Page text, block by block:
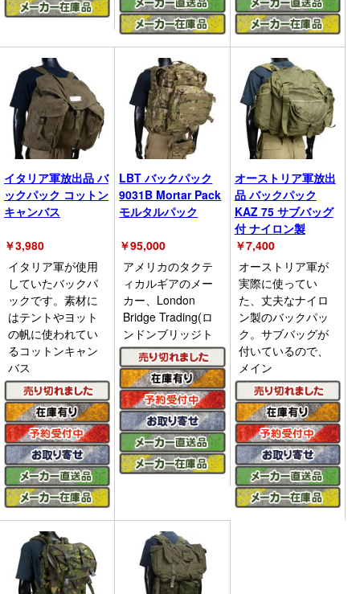
イタリア軍放出品 バ
ックパック コットン
キャンバス
￥3,980
イタリア軍が使用
していたバックパ
ックです。素材に
はテントやヨット
の帆に使われてい
るコットンキャン
バス
LBT バックパック
9031B Mortar Pack
モルタルパック
￥95,000
アメリカのタクテ
ィカルギアのメー
カー、London
Bridge Trading(ロ
ンドンブリッジト
オーストリア軍放出
品 バックパック
KAZ 75 サブバッグ
付 ナイロン製
￥7,400
オーストリア軍が
実際に使ってい
た、丈夫なナイロ
ン製のバックパッ
ク。サブバッグが
付いているので、
メイン